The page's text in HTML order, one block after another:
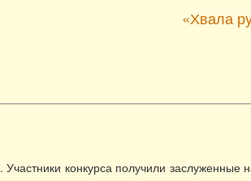
«Хвала
. Участники конкурса получили